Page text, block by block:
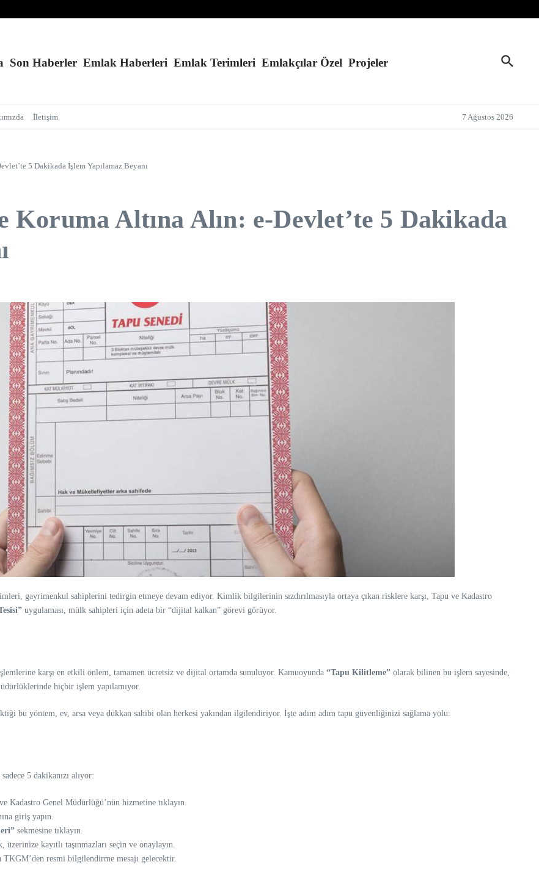
Son Haberler Emlak Haberleri Emlak Terimleri Emlakçılar Özel Projeler
İletişim 7 Ağustos 2026
5 Dakikada İşlem Yapılamaz Beyanı
Altına Alın: e-Devlet’te 5 Dakikada
gayrimenkul sahiplerini tedirgin etmeye devam ediyor. Kimlik bilgilerinin sızdırılmasıyla ortaya çıkan risklere karşı, Tapu ve Kadastro
uygulaması, mülk sahipleri için adeta bir “dijital kalkan” görevi görüyor.
karşı en etkili önlem, tamamen ücretsiz ve dijital ortamda sunuluyor. Kamuoyunda “Tapu Kilitleme” olarak bilinen bu işlem sayesinde,
hiçbir işlem yapılamıyor.
bu yöntem, ev, arsa veya dükkan sahibi olan herkesi yakından ilgilendiriyor. İşte adım adım tapu güvenliğinizi sağlama yolu:
5 dakikanızı alıyor:
Kadastro Genel Müdürlüğü’nün hizmetine tıklayın.
giriş yapın.
sekmesine tıklayın.
üzerinize kayıtlı taşınmazları seçin ve onaylayın.
TKGM’den resmi bilgilendirme mesajı gelecektir.